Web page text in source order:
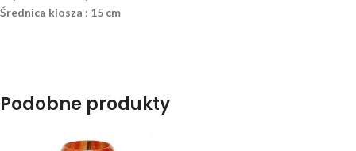
Średnica klosza : 15 cm
Podobne produkty